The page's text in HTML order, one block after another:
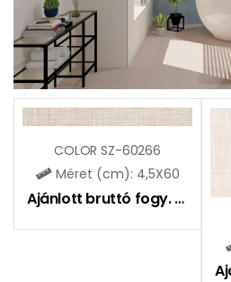
COLOR SZ-60266
Méret (cm): 4,5X60
Ajánlott bruttó fogy. ár: